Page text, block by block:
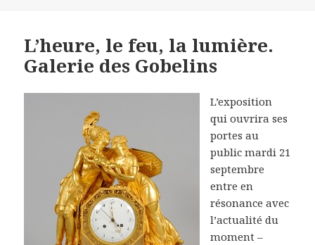
L’heure, le feu, la lumière.
Galerie des Gobelins
L’exposition
qui ouvrira ses
portes au
public mardi 21
septembre
entre en
résonance avec
l’actualité du
moment –